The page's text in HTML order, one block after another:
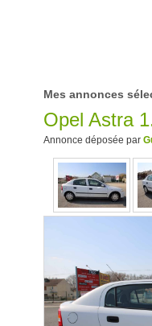
Mes annonces
Opel Astra
Annonce déposée par